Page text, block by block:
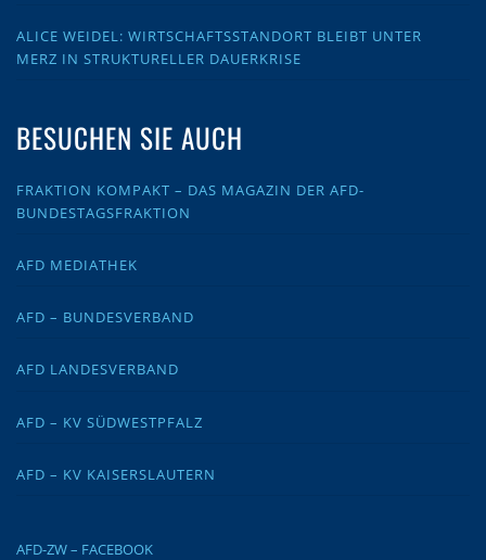
ALICE WEIDEL: WIRTSCHAFTSSTANDORT BLEIBT UNTER
MERZ IN STRUKTURELLER DAUERKRISE
BESUCHEN SIE AUCH
FRAKTION KOMPAKT – DAS MAGAZIN DER AFD-
BUNDESTAGSFRAKTION
AFD MEDIATHEK
AFD – BUNDESVERBAND
AFD LANDESVERBAND
AFD – KV SÜDWESTPFALZ
AFD – KV KAISERSLAUTERN
AFD-ZW – FACEBOOK